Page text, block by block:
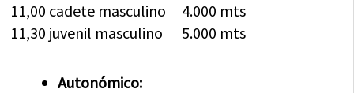
11,00 cadete masculino 4.000 mts
11,30 juvenil masculino 5.000 mts
Autonómico: